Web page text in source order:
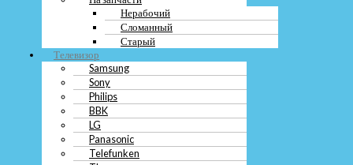
Нерабочий
Сломанный
Старый
Телевизор
Samsung
Sony
Philips
BBK
LG
Panasonic
Telefunken
Sony
Philips
BBK
LG
Panasonic
Telefunken
Thomson
Apple
iPhone
iPhone X
iPhone XR
iPhone XS